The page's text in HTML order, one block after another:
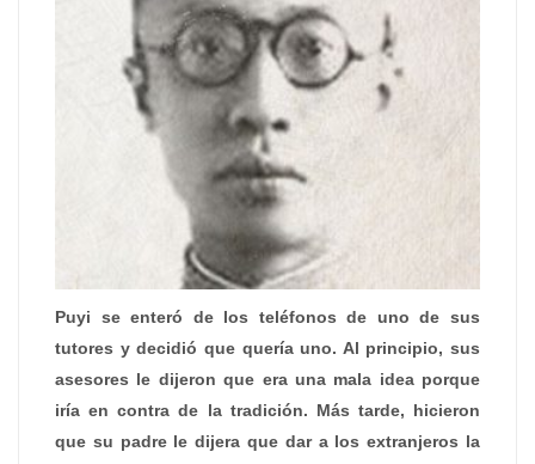
Puyi se enteró de los teléfonos de uno de sus
tutores y decidió que quería uno. Al principio, sus
asesores le dijeron que era una mala idea porque
iría en contra de la tradición. Más tarde, hicieron
que su padre le dijera que dar a los extranjeros la